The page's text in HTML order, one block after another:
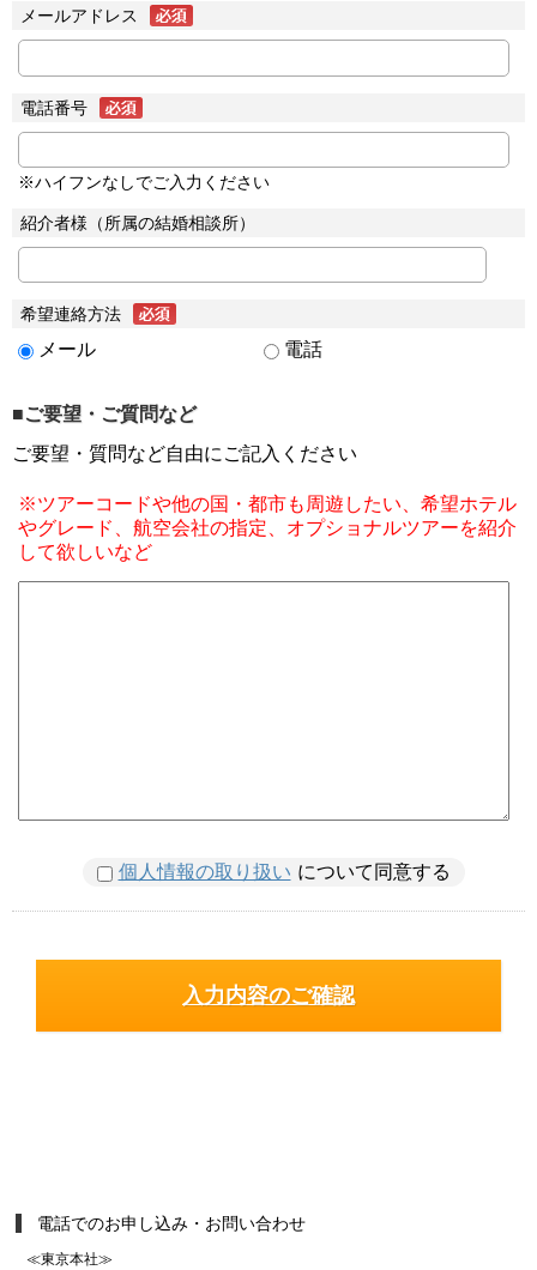
メールアドレス
電話番号
※ハイフンなしでご入力ください
紹介者様（所属の結婚相談所）
希望連絡方法
メール 電話
■ご要望・ご質問など
ご要望・質問など自由にご記入ください
※ツアーコードや他の国・都市も周遊したい、希望ホテル
やグレード、航空会社の指定、オプショナルツアーを紹介
して欲しいなど
個人情報の取り扱い について同意する
電話でのお申し込み・お問い合わせ
≪東京本社≫